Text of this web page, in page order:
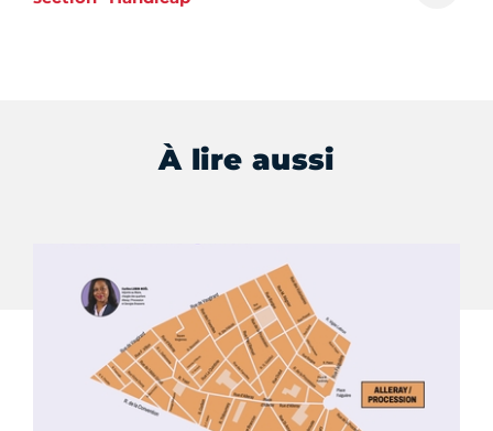
À lire aussi